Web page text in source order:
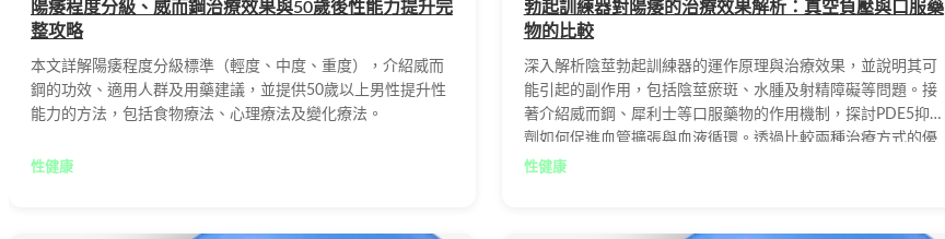
陽痿程度分級、威而鋼治療效果與50歲後性能力提升完
整攻略
本文詳解陽痿程度分級標準（輕度、中度、重度），介紹威而
鋼的功效、適用人群及用藥建議，並提供50歲以上男性提升性
能力的方法，包括食物療法、心理療法及變化療法。
性健康
勃起訓練器對陽痿的治療效果解析：真空負壓與口服藥
物的比較
深入解析陰莖勃起訓練器的運作原理與治療效果，並說明其可
能引起的副作用，包括陰莖瘀斑、水腫及射精障礙等問題。接
著介紹威而鋼、犀利士等口服藥物的作用機制，探討PDE5抑制
劑如何促進血管擴張與血液循環。透過比較兩種治療方式的優
劣，協助患者選擇更安全有效的陽痿治療方案。
性健康